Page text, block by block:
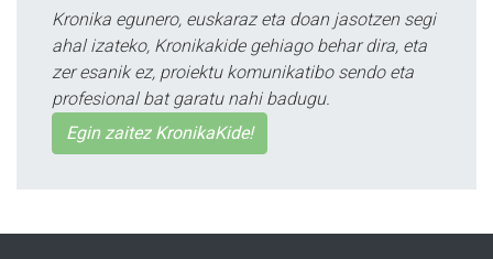
Kronika egunero, euskaraz eta doan jasotzen segi
ahal izateko, Kronikakide gehiago behar dira, eta
zer esanik ez, proiektu komunikatibo sendo eta
profesional bat garatu nahi badugu.
Egin zaitez KronikaKide!